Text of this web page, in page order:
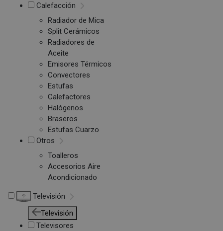
Calefacción
Radiador de Mica
Split Cerámicos
Radiadores de
Aceite
Emisores Térmicos
Convectores
Estufas
Calefactores
Halógenos
Braseros
Estufas Cuarzo
Otros
Toalleros
Accesorios Aire
Acondicionado
Televisión
Televisión
Televisores